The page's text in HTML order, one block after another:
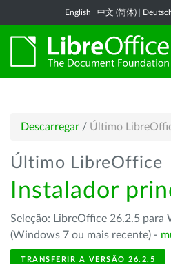
English 中文 (简体)
Descarregar / Último
Último LibreOffice
Instalador
Seleção: LibreOffice 26.2.5 para
(Windows 7 ou mais recente) -
TRANSFERIR A VERSÃO 26.2.5